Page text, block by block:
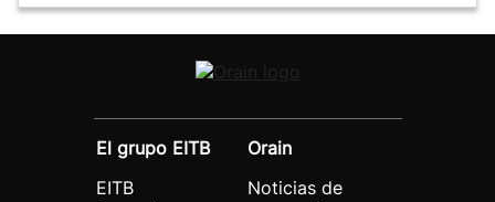
El grupo EITB
EITB
Orain
Noticias de